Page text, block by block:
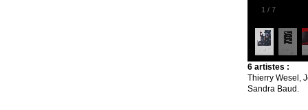
1 / 7
6 artistes :
Thierry Wesel,
Sandra Baud.